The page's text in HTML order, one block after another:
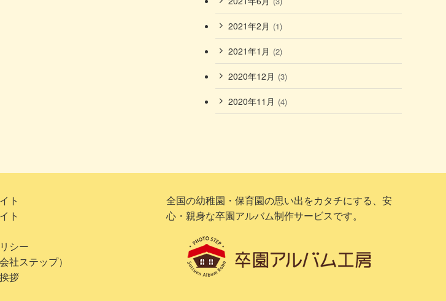
2021年2月 (1)
2021年1月 (2)
2020年12月 (3)
2020年11月 (4)
ト
ト
シー
社ステップ）
拶
全国の幼稚園・保育園の思い出をカタチにする、安
心・親身な卒園アルバム制作サービスです。